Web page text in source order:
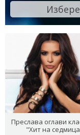
Преслава оглави
"Хит на